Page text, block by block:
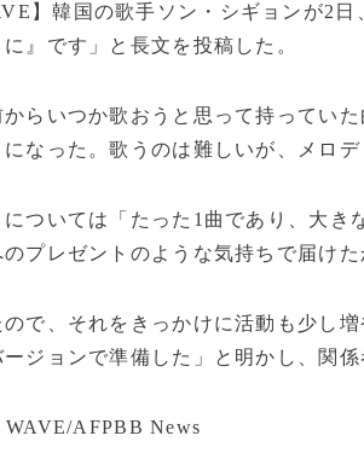
】韓国の歌手ソン・シギョンが2
』です」と長文を投稿した。
らいつか歌おうと思って持ってい
なった。歌うのは難しいが、メロ
ついては「たった1曲であり、大き
プレゼントのような気持ちで届けた
で、それをきっかけに活動も少し
ジョンで準備した」と明かし、関係
AFPBB News